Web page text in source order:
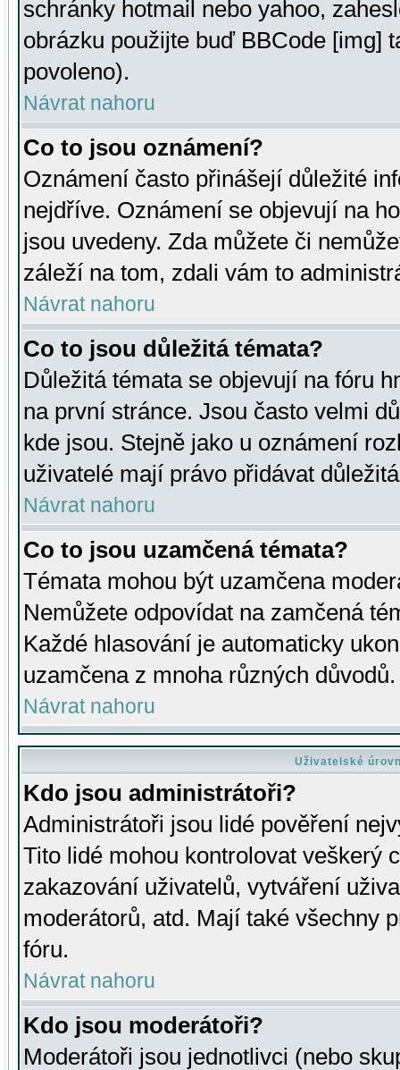
schránky hotmail nebo yahoo,
obrázku použijte buď BBCode [img]
povoleno).
Návrat nahoru
Co to jsou oznámení?
Oznámení často přinášejí důležité
nejdříve. Oznámení se objevují na
jsou uvedeny. Zda můžete či
záleží na tom, zdali vám to
Návrat nahoru
Co to jsou důležitá témata?
Důležitá témata se objevují na fóru
na první stránce. Jsou často velmi
kde jsou. Stejně jako u oznámení
uživatelé mají právo přidávat
Návrat nahoru
Co to jsou uzamčená témata?
Témata mohou být uzamčena
Nemůžete odpovídat na zamčená
Každé hlasování je automaticky
uzamčena z mnoha různých důvodů.
Návrat nahoru
Uživatelské
Kdo jsou administrátoři?
Administrátoři jsou lidé pověření
Tito lidé mohou kontrolovat veškerý
zakazování uživatelů, vytváření
moderátorů, atd. Mají také všechny
fóru.
Návrat nahoru
Kdo jsou moderátoři?
Moderátoři jsou jednotlivci (nebo